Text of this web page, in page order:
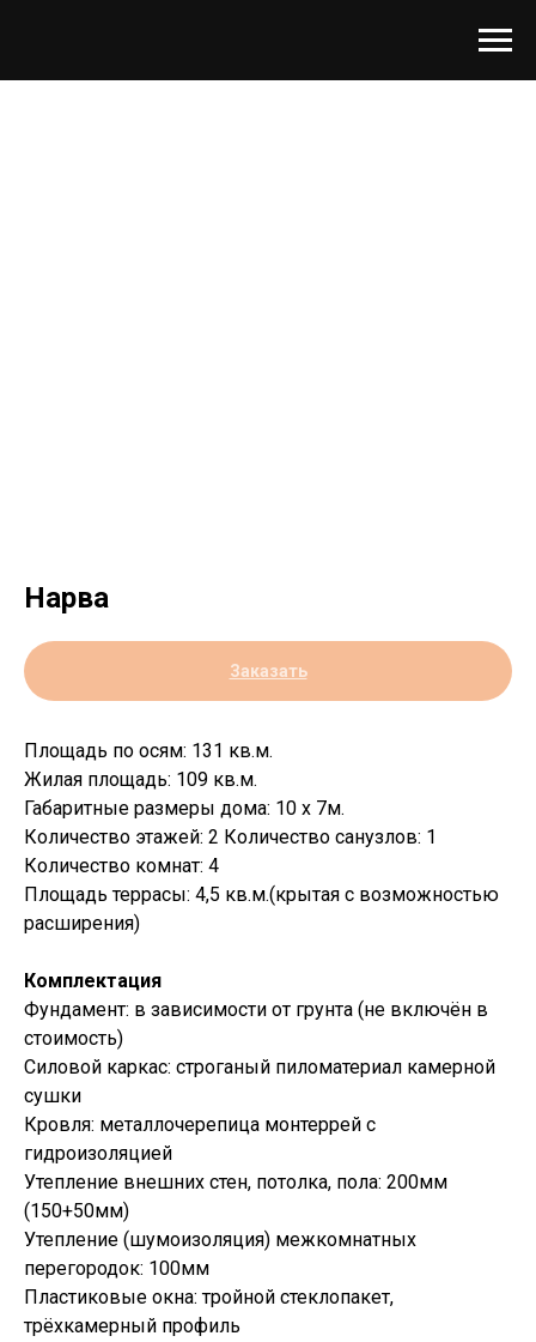
Нарва
Заказать
Площадь по осям: 131 кв.м.
Жилая площадь: 109 кв.м.
Габаритные размеры дома: 10 х 7м.
Количество этажей: 2 Количество санузлов: 1
Количество комнат: 4
Площадь террасы: 4,5 кв.м.(крытая с возможностью
расширения)
Комплектация
Фундамент: в зависимости от грунта (не включён в
стоимость)
Силовой каркас: строганый пиломатериал камерной
сушки
Кровля: металлочерепица монтеррей с
гидроизоляцией
Утепление внешних стен, потолка, пола: 200мм
(150+50мм)
Утепление (шумоизоляция) межкомнатных
перегородок: 100мм
Пластиковые окна: тройной стеклопакет,
трёхкамерный профиль